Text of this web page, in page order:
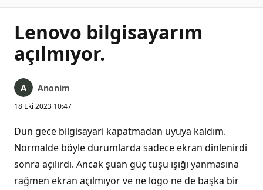
Lenovo bilgisayarım
açılmıyor.
Anonim
18 Eki 2023 10:47
Dün gece bilgisayari kapatmadan uyuya kaldım.
Normalde böyle durumlarda sadece ekran dinlenirdi
sonra açılırdı. Ancak şuan güç tuşu ışığı yanmasına
rağmen ekran açılmıyor ve ne logo ne de başka bir